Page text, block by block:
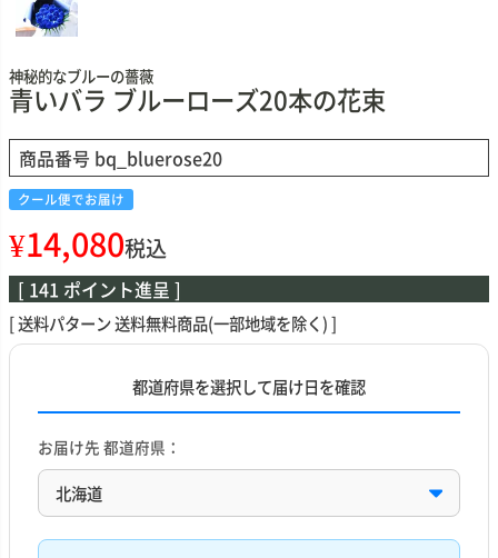
神秘的なブルーの薔薇
青いバラ ブルーローズ20本の花束
商品番号 bq_bluerose20
クール便でお届け
¥14,080税込
[ 141 ポイント進呈 ]
送料パターン送料無料商品(一部地域を除く)
都道府県を選択して届け日を確認
お届け先 都道府県：